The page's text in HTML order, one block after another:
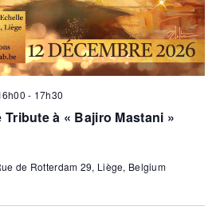
Tribute à « Bajiro Mastani »
- 17h30
de Rotterdam 29, Liège, Belgium